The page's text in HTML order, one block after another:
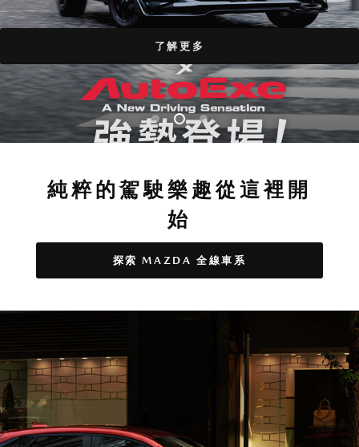
了解更多
純粹的駕駛樂趣從這裡開
始
探索 MAZDA 全線車系